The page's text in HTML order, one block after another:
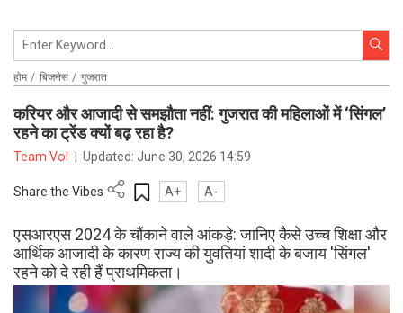
होम बिजनेस गुजरात
करियर और आजादी से समझौता नहीं: गुजरात की महिलाओं में ‘सिंगल’
रहने का ट्रेंड क्यों बढ़ रहा है?
Team VoI Updated:June 30, 2026 14:59
Share the Vibes A+ A-
एसआरएस 2024 के चौंकाने वाले आंकड़े: जानिए कैसे उच्च शिक्षा और
आर्थिक आजादी के कारण राज्य की युवतियां शादी के बजाय 'सिंगल'
रहने को दे रही हैं प्राथमिकता।